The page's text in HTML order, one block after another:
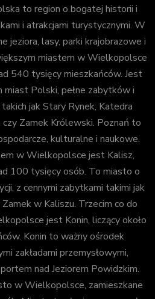
to region o bogatej historii i
i atrakcjami turystycznymi. W
jeziora, lasy, parki krajobrazowe i
miastem w Wielkopolsce
540 tysięcy mieszkańców. Jest
miast Polski, pełne zabytków i
jak Stary Rynek, Katedra
Zamek Królewski. Poznań to
kulturalne i naukowe.
w Wielkopolsce jest Kalisz,
100 tysięcy osób. To miasto o
z cennymi zabytkami takimi jak
w Kaliszu. Trzecim co do
jest Konin, liczący około
Konin to ważny ośrodek
zakładami przemysłowymi,
nad Jeziorem Powidzkim.
w Wielkopolsce, zamieszkane